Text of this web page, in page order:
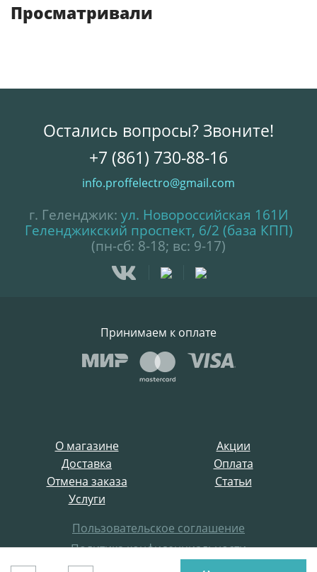
Просматривали
О магазине
Акции
Доставка
Оплата
Отмена заказа
Статьи
Услуги
Пользовательское соглашение
Политика конфиденциальности
Остались вопросы? Звоните!
+7 (861) 730-88-16
info.proffelectro@gmail.com
г. Геленджик: ул. Новороссийская 161И
Геленджикский проспект, 6/2 (база КПП)
(пн-сб: 8-18; вс: 9-17)
Принимаем к оплате